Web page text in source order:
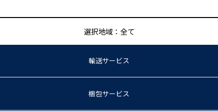
選択地域：全て
輸送サービス
梱包サービス